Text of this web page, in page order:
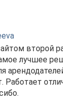
второй
лучшее
Работает